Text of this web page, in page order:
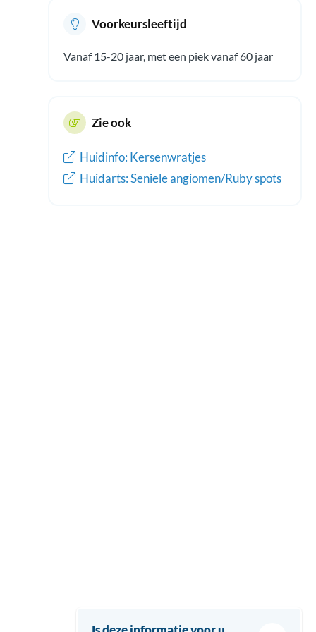
Voorkeursleeftijd
Vanaf 15-20 jaar, met een piek vanaf 60 jaar
Zie ook
Huidinfo: Kersenwratjes
Huidarts: Seniele angiomen/Ruby spots